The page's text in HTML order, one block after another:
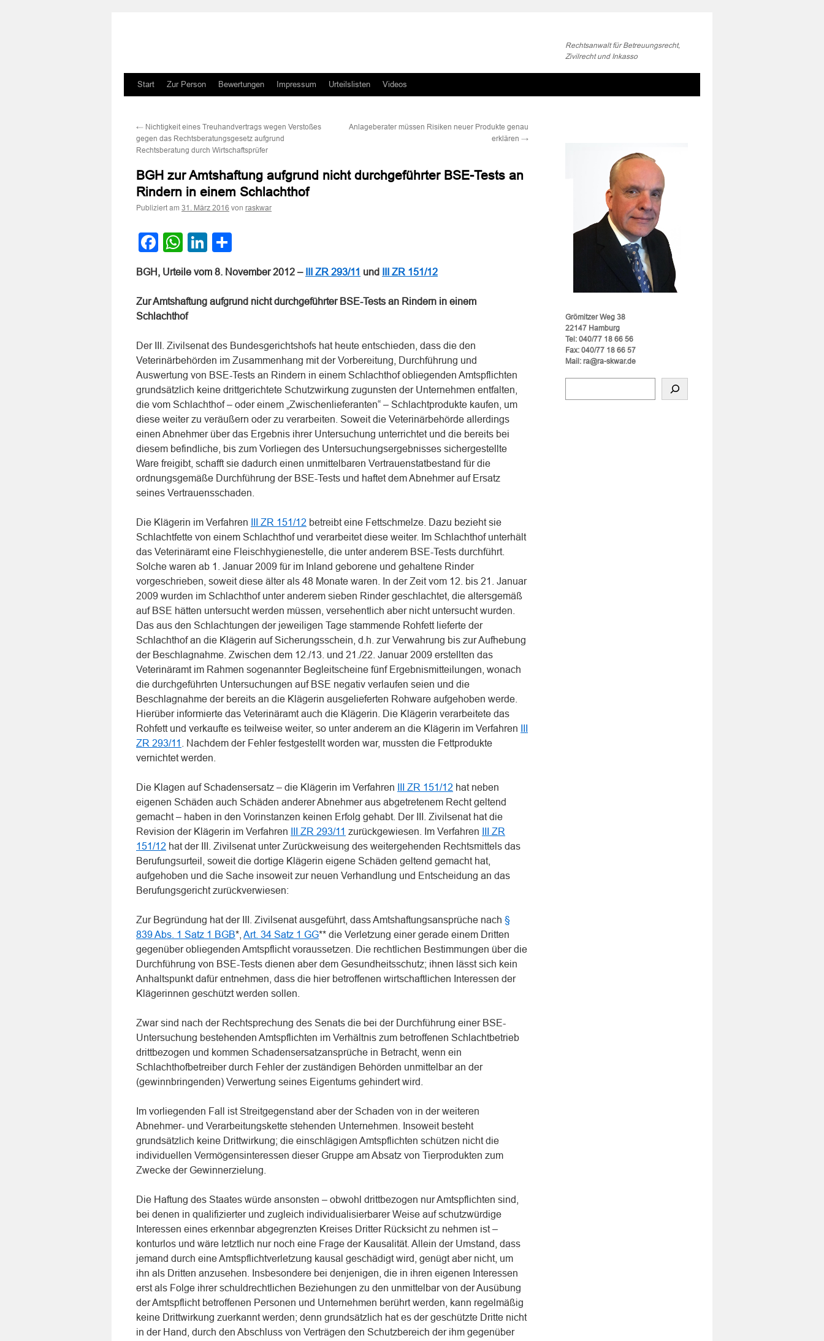
Rechtsanwalt für Betreuungsrecht,
Zivilrecht und Inkasso
Zum
springen
Start Zur Person Bewertungen Impressum Urteilslisten Videos
← Nichtigkeit eines Treuhandvertrags wegen Verstoßes
gegen das Rechtsberatungsgesetz aufgrund
Rechtsberatung durch Wirtschaftsprüfer
Anlageberater müssen Risiken neuer Produkte genau
erklären →
BGH zur Amtshaftung aufgrund nicht durchgeführter BSE-Tests an
Rindern in einem Schlachthof
Publiziert am 31. März 2016 von raskwar
Facebook
WhatsApp
LinkedIn
BGH, Urteile vom 8. November 2012 – III ZR 293/11 und III ZR 151/12
Zur Amtshaftung aufgrund nicht durchgeführter BSE-Tests an Rindern in einem
Schlachthof
Der III. Zivilsenat des Bundesgerichtshofs hat heute entschieden, dass die den
Veterinärbehörden im Zusammenhang mit der Vorbereitung, Durchführung und
Auswertung von BSE-Tests an Rindern in einem Schlachthof obliegenden Amtspflichten
grundsätzlich keine drittgerichtete Schutzwirkung zugunsten der Unternehmen entfalten,
die vom Schlachthof – oder einem „Zwischenlieferanten“ – Schlachtprodukte kaufen, um
diese weiter zu veräußern oder zu verarbeiten. Soweit die Veterinärbehörde allerdings
einen Abnehmer über das Ergebnis ihrer Untersuchung unterrichtet und die bereits bei
diesem befindliche, bis zum Vorliegen des Untersuchungsergebnisses sichergestellte
Ware freigibt, schafft sie dadurch einen unmittelbaren Vertrauenstatbestand für die
ordnungsgemäße Durchführung der BSE-Tests und haftet dem Abnehmer auf Ersatz
seines Vertrauensschaden.
Die Klägerin im Verfahren III ZR 151/12 betreibt eine Fettschmelze. Dazu bezieht sie
Schlachtfette von einem Schlachthof und verarbeitet diese weiter. Im Schlachthof unterhält
das Veterinäramt eine Fleischhygienestelle, die unter anderem BSE-Tests durchführt.
Solche waren ab 1. Januar 2009 für im Inland geborene und gehaltene Rinder
vorgeschrieben, soweit diese älter als 48 Monate waren. In der Zeit vom 12. bis 21. Januar
2009 wurden im Schlachthof unter anderem sieben Rinder geschlachtet, die altersgemäß
auf BSE hätten untersucht werden müssen, versehentlich aber nicht untersucht wurden.
Das aus den Schlachtungen der jeweiligen Tage stammende Rohfett lieferte der
Schlachthof an die Klägerin auf Sicherungsschein, d.h. zur Verwahrung bis zur Aufhebung
der Beschlagnahme. Zwischen dem 12./13. und 21./22. Januar 2009 erstellten das
Veterinäramt im Rahmen sogenannter Begleitscheine fünf Ergebnismitteilungen, wonach
die durchgeführten Untersuchungen auf BSE negativ verlaufen seien und die
Beschlagnahme der bereits an die Klägerin ausgelieferten Rohware aufgehoben werde.
Hierüber informierte das Veterinäramt auch die Klägerin. Die Klägerin verarbeitete das
Rohfett und verkaufte es teilweise weiter, so unter anderem an die Klägerin im Verfahren
ZR 293/11
. Nachdem der Fehler festgestellt worden war, mussten die Fettprodukte
vernichtet werden.
Die Klagen auf Schadensersatz – die Klägerin im Verfahren III ZR 151/12 hat neben
eigenen Schäden auch Schäden anderer Abnehmer aus abgetretenem Recht geltend
gemacht – haben in den Vorinstanzen keinen Erfolg gehabt. Der III. Zivilsenat hat die
Revision der Klägerin im Verfahren
III ZR 293/11 zurückgewiesen. Im Verfahren
III ZR
151/12 hat der III. Zivilsenat unter Zurückweisung des weitergehenden Rechtsmittels das
Berufungsurteil, soweit die dortige Klägerin eigene Schäden geltend gemacht hat,
aufgehoben und die Sache insoweit zur neuen Verhandlung und Entscheidung an das
Berufungsgericht zurückverwiesen:
Zur Begründung hat der III. Zivilsenat ausgeführt, dass Amtshaftungsansprüche nach §
839 Abs. 1 Satz 1 BGB*, Art. 34 Satz 1 GG** die Verletzung einer gerade einem Dritten
gegenüber obliegenden Amtspflicht voraussetzen. Die rechtlichen Bestimmungen über die
Durchführung von BSE-Tests dienen aber dem Gesundheitsschutz; ihnen lässt sich kein
Anhaltspunkt dafür entnehmen, dass die hier betroffenen wirtschaftlichen Interessen der
Klägerinnen geschützt werden sollen.
Zwar sind nach der Rechtsprechung des Senats die bei der Durchführung einer BSE-
Untersuchung bestehenden Amtspflichten im Verhältnis zum betroffenen Schlachtbetrieb
drittbezogen und kommen Schadensersatzansprüche in Betracht, wenn ein
Schlachthofbetreiber durch Fehler der zuständigen Behörden unmittelbar an der
(gewinnbringenden) Verwertung seines Eigentums gehindert wird.
Im vorliegenden Fall ist Streitgegenstand aber der Schaden von in der weiteren
Abnehmer- und Verarbeitungskette stehenden Unternehmen. Insoweit besteht
grundsätzlich keine Drittwirkung; die einschlägigen Amtspflichten schützen nicht die
individuellen Vermögensinteressen dieser Gruppe am Absatz von Tierprodukten zum
Zwecke der Gewinnerzielung.
Die Haftung des Staates würde ansonsten – obwohl drittbezogen nur Amtspflichten sind,
bei denen in qualifizierter und zugleich individualisierbarer Weise auf schutzwürdige
Interessen eines erkennbar abgegrenzten Kreises Dritter Rücksicht zu nehmen ist –
konturlos und wäre letztlich nur noch eine Frage der Kausalität. Allein der Umstand, dass
jemand durch eine Amtspflichtverletzung kausal geschädigt wird, genügt aber nicht, um
ihn als Dritten anzusehen. Insbesondere bei denjenigen, die in ihren eigenen Interessen
erst als Folge ihrer schuldrechtlichen Beziehungen zu den unmittelbar von der Ausübung
der Amtspflicht betroffenen Personen und Unternehmen berührt werden, kann regelmäßig
keine Drittwirkung zuerkannt werden; denn grundsätzlich hat es der geschützte Dritte nicht
in der Hand, durch den Abschluss von Verträgen den Schutzbereich der ihm gegenüber
Grömitzer Weg 38
22147 Hamburg
Tel: 040/77 18 66 56
Fax: 040/77 18 66 57
Mail: ra@ra-skwar.de